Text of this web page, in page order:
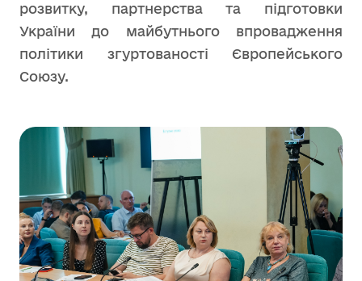
розвитку, партнерства та підготовки
України до майбутнього впровадження
політики згуртованості Європейського
Союзу.